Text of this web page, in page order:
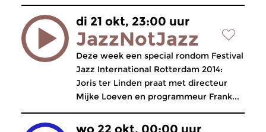
di 21 okt, 23:00 uur
JazzNotJazz
Deze week een special rondom Festival
Jazz International Rotterdam 2014:
Joris ter Linden praat met directeur
Mijke Loeven en programmeur Frank...
wo 22 okt, 00:00 uur